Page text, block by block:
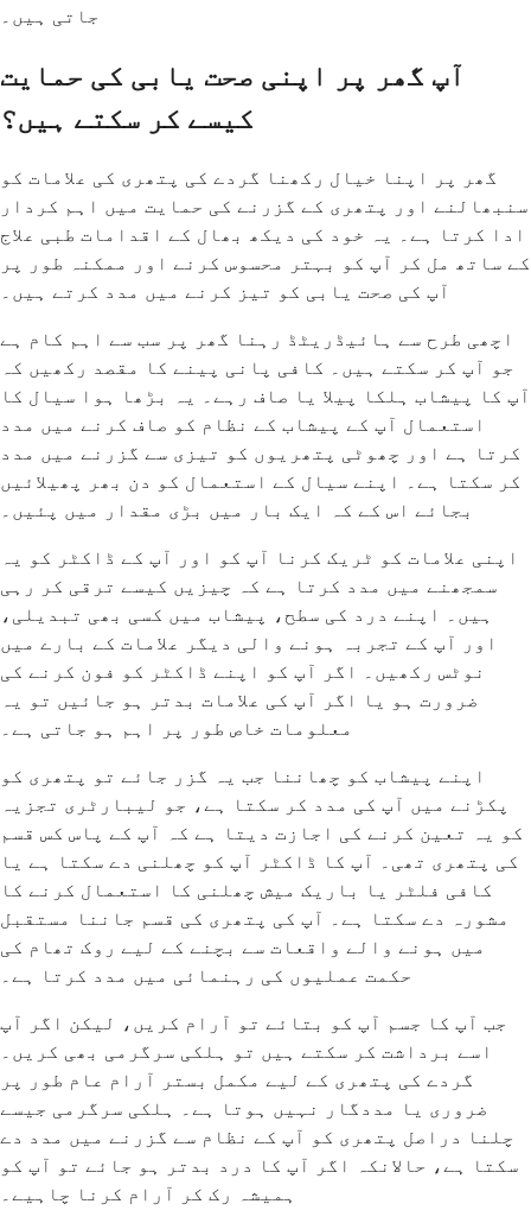
جاتی ہیں۔
آپ گھر پر اپنی صحت یابی کی حمایت
کیسے کر سکتے ہیں؟
گھر پر اپنا خیال رکھنا گردے کی پتھری کی علامات کو
سنبھالنے اور پتھری کے گزرنے کی حمایت میں اہم کردار
ادا کرتا ہے۔ یہ خود کی دیکھ بھال کے اقدامات طبی علاج
کے ساتھ مل کر آپ کو بہتر محسوس کرنے اور ممکنہ طور پر
آپ کی صحت یابی کو تیز کرنے میں مدد کرتے ہیں۔
اچھی طرح سے ہائیڈریٹڈ رہنا گھر پر سب سے اہم کام ہے
جو آپ کر سکتے ہیں۔ کافی پانی پینے کا مقصد رکھیں کہ
آپ کا پیشاب ہلکا پیلا یا صاف رہے۔ یہ بڑھا ہوا سیال کا
استعمال آپ کے پیشاب کے نظام کو صاف کرنے میں مدد
کرتا ہے اور چھوٹی پتھریوں کو تیزی سے گزرنے میں مدد
کر سکتا ہے۔ اپنے سیال کے استعمال کو دن بھر پھیلائیں
بجائے اس کے کہ ایک بار میں بڑی مقدار میں پئیں۔
اپنی علامات کو ٹریک کرنا آپ کو اور آپ کے ڈاکٹر کو یہ
سمجھنے میں مدد کرتا ہے کہ چیزیں کیسے ترقی کر رہی
ہیں۔ اپنے درد کی سطح، پیشاب میں کسی بھی تبدیلی،
اور آپ کے تجربہ ہونے والی دیگر علامات کے بارے میں
نوٹس رکھیں۔ اگر آپ کو اپنے ڈاکٹر کو فون کرنے کی
ضرورت ہو یا اگر آپ کی علامات بدتر ہو جائیں تو یہ
معلومات خاص طور پر اہم ہو جاتی ہے۔
اپنے پیشاب کو چھاننا جب یہ گزر جائے تو پتھری کو
پکڑنے میں آپ کی مدد کر سکتا ہے، جو لیبارٹری تجزیہ
کو یہ تعین کرنے کی اجازت دیتا ہے کہ آپ کے پاس کس قسم
کی پتھری تھی۔ آپ کا ڈاکٹر آپ کو چھلنی دے سکتا ہے یا
کافی فلٹر یا باریک میش چھلنی کا استعمال کرنے کا
مشورہ دے سکتا ہے۔ آپ کی پتھری کی قسم جاننا مستقبل
میں ہونے والے واقعات سے بچنے کے لیے روک تھام کی
حکمت عملیوں کی رہنمائی میں مدد کرتا ہے۔
جب آپ کا جسم آپ کو بتائے تو آرام کریں، لیکن اگر آپ
اسے برداشت کر سکتے ہیں تو ہلکی سرگرمی بھی کریں۔
گردے کی پتھری کے لیے مکمل بستر آرام عام طور پر
ضروری یا مددگار نہیں ہوتا ہے۔ ہلکی سرگرمی جیسے
چلنا دراصل پتھری کو آپ کے نظام سے گزرنے میں مدد دے
سکتا ہے، حالانکہ اگر آپ کا درد بدتر ہو جائے تو آپ کو
ہمیشہ رک کر آرام کرنا چاہیے۔